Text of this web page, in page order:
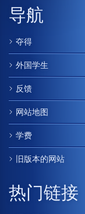
导航
夺得
外国学生
反馈
网站地图
学费
旧版本的网站
热门链接